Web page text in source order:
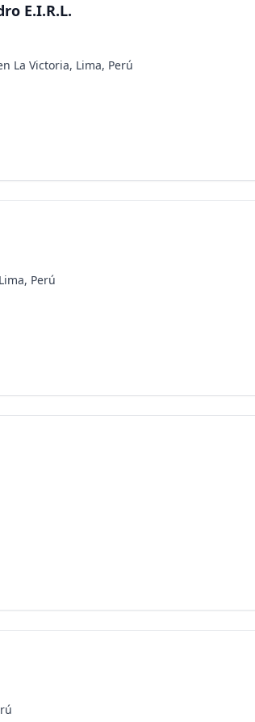
E.I.R.L.
La Victoria, Lima, Perú
Perú